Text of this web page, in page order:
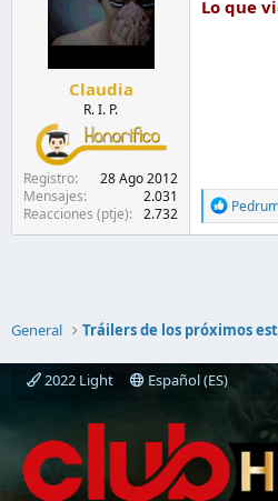
o
Claudia
R. I. P.
Registro
28 Ago 2012
Mensajes
2.031
Reacciones (ptje)
2.732
Lo que
R
e
a
n
s
General Tráilers de los próximos
2022 Light Español (ES)